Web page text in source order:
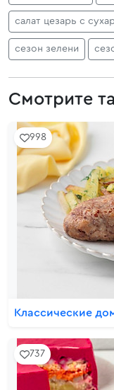
салат цезарь с
сезон зелени
Смотрите
998
Классические
737